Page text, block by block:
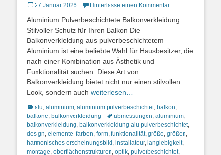
Posted
27 Januar 2026 Hinterlasse einen Kommentar
Aluminium Pulverbeschichtete Balkonverkleidung:
Stilvoller Schutz für Ihren Balkon Die
Balkonverkleidung aus pulverbeschichtetem
Aluminium ist eine beliebte Wahl für Hausbesitzer, die
nach einer Kombination aus Ästhetik und
Funktionalität suchen. Diese Art von
Balkonverkleidung bietet nicht nur einen stilvollen
Look, sondern auch weiterlesen…
Kategorien
alu, aluminium, aluminium pulverbeschichtet, balkon,
balkone, balkonverkleidung Schlagworte
abmessungen, aluminium,
balkonverkleidung, balkonverkleidung alu pulverbeschichtet,
design, elemente, farben, form, funktionalität, größe, größen,
harmonisches erscheinungsbild , installateur, langlebigkeit,
montage, oberflächenstrukturen, optik, pulverbeschichtet,